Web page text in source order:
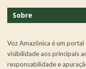
Sobre
Voz Amazônica é um
visibilidade aos principais
responsabilidade e